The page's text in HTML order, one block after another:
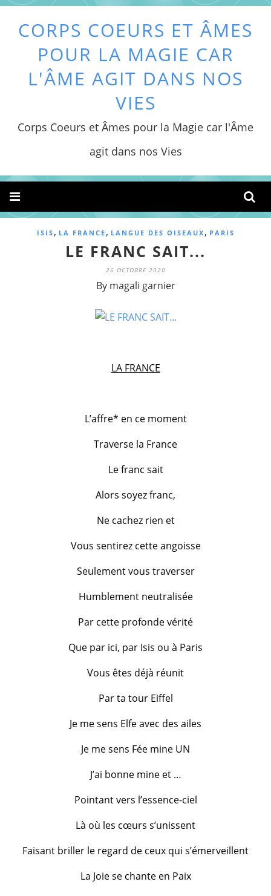
CORPS COEURS ET ÂMES
POUR LA MAGIE CAR
L'ÂME AGIT DANS NOS
VIES
Corps Coeurs et Âmes pour la Magie car l'Âme
agit dans nos Vies
ISIS , LA FRANCE , LANGUE DES OISEAUX , PARIS
LE FRANC SAIT...
26 OCTOBRE 2020
By magali garnier
LA FRANCE
L’affre* en ce moment
Traverse la France
Le franc sait
Alors soyez franc,
Ne cachez rien et
Vous sentirez cette angoisse
Seulement vous traverser
Humblement neutralisée
Par cette profonde vérité
Que par ici, par Isis ou à Paris
Vous êtes déjà réunit
Par ta tour Eiffel
Je me sens Elfe avec des ailes
Je me sens Fée mine UN
J’ai bonne mine et …
Pointant vers l’essence-ciel
Là où les cœurs s’unissent
Faisant briller le regard de ceux qui s’émerveillent
La Joie se chante en Paix